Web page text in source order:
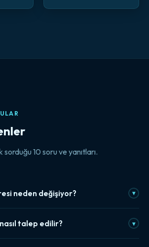
sorduğu 10 soru ve yanıtları.
neden değişiyor? ▾
kullanıyor. Bu durum, sitenin kapandığı
erişim bağlantısı bu sayfada her
talep edilir? ▾